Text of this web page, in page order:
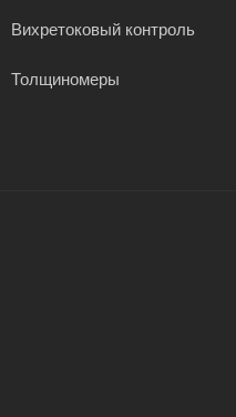
Вихретоковый контроль
Толщиномеры